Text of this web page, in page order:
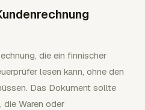
die ein finnischer
lesen kann, ohne den
Das Dokument sollte
die Waren oder